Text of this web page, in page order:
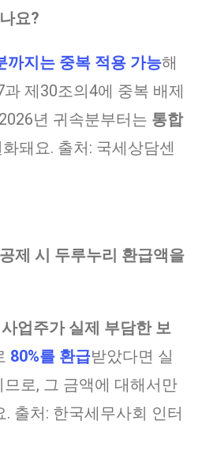
요?
까지는 중복 적용 가능해
제30조의4에 중복 배제
년 귀속분부터는 통합
돼요. 출처: 국세상담센
제 시 두루누리 환급액을
사업주가 실제 부담한 보
80%를 환급받았다면 실
로, 그 금액에 대해서만
출처: 한국세무사회 인터